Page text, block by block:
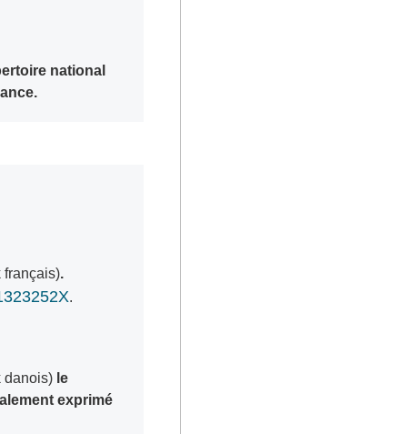
national
français).
.
danois) le
exprimé